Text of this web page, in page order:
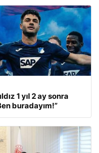
1 yıl 2 ay sonra
buradayım!”